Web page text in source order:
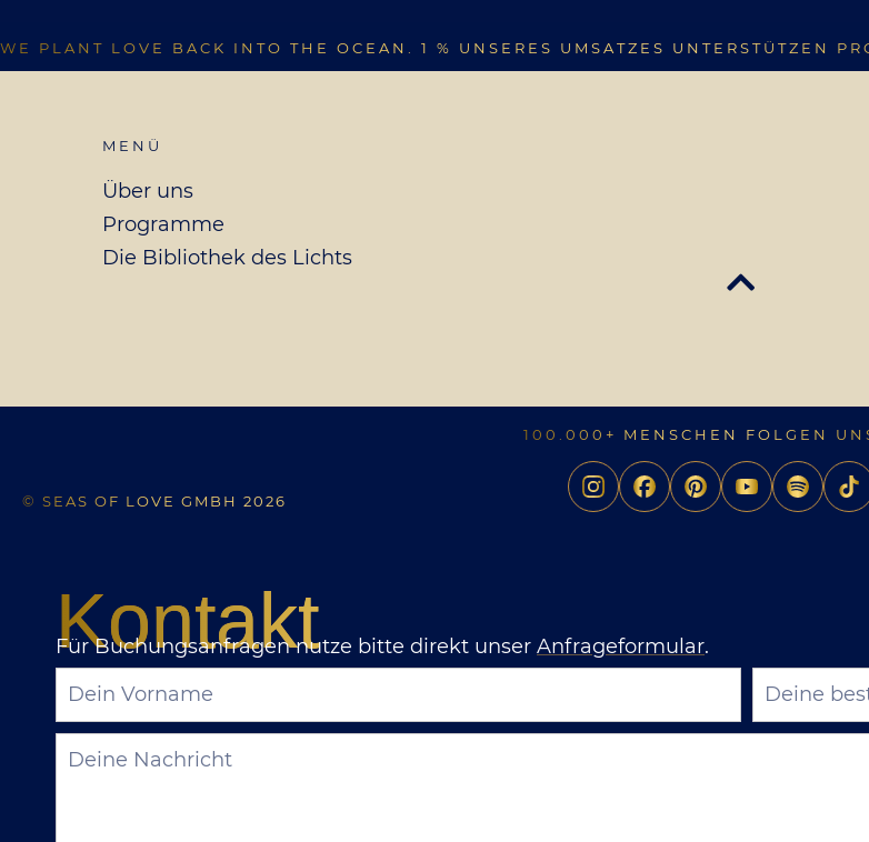
WE PLANT LOVE BACK INTO THE OCEAN. 1 % UNSERES UMSATZES UNTERSTÜTZEN
MENÜ
Über uns
Programme
Die Bibliothek des Lichts
© SEAS OF LOVE GMBH 2026
100.000+ MENSCHEN FOLGEN
Kontakt
Für Buchungsanfragen nutze bitte direkt unser Anfrageformular.